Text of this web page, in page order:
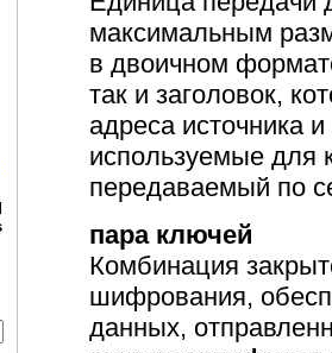
максимальным
в двоичном
так и заголовок,
адреса источника
используемые для
передаваемый по
пара ключей
Комбинация
шифрования,
данных,